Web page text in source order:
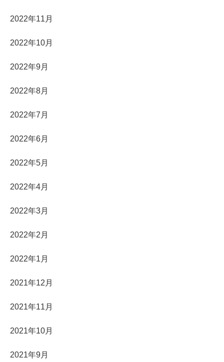
2022年11月
2022年10月
2022年9月
2022年8月
2022年7月
2022年6月
2022年5月
2022年4月
2022年3月
2022年2月
2022年1月
2021年12月
2021年11月
2021年10月
2021年9月